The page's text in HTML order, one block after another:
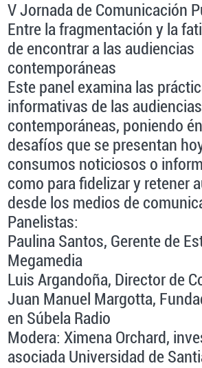
V Jornada de Comunicación
Entre la fragmentación y la
de encontrar a las audiencias
contemporáneas
Este panel examina las
informativas de las audiencias
contemporáneas, poniendo
desafíos que se presentan
consumos noticiosos o
como para fidelizar y retener
desde los medios de
Panelistas:
Paulina Santos, Gerente de
Megamedia
Luis Argandoña, Director de
Juan Manuel Margotta,
en Súbela Radio
Modera: Ximena Orchard,
asociada Universidad de